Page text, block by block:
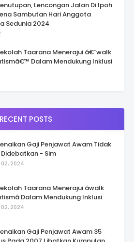
Lencongan Jalan Di Ipoh
Sambutan Hari Anggota
Sedunia 2024
Taarana Menerajui â€˜walk
Dalam Mendukung Inklusi
RECENT POSTS
Gaji Penjawat Awam Tidak
Didebatkan - Sim
02, 2024
Taarana Menerajui âwalk
Dalam Mendukung Inklusi
02, 2024
Gaji Penjawat Awam 35